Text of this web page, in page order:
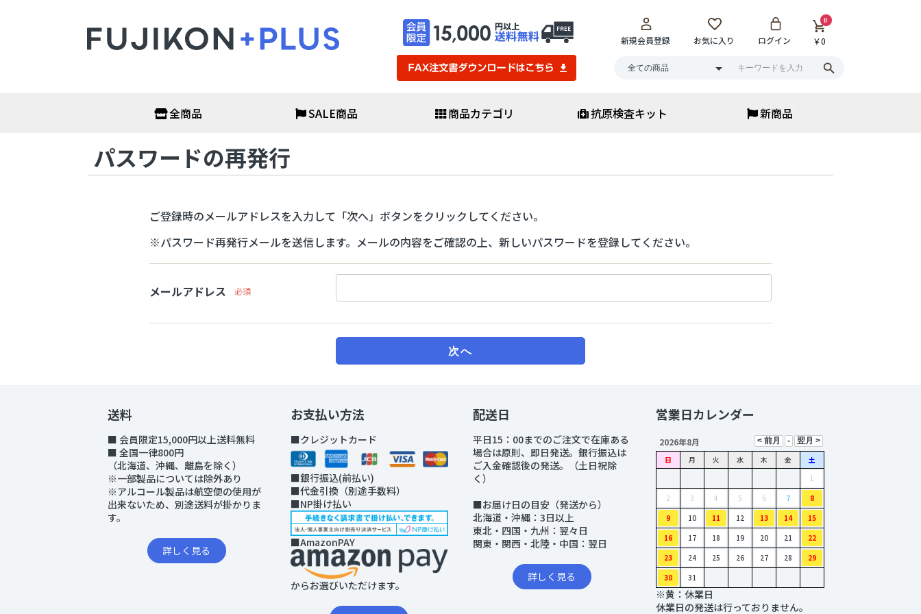
新規会員登録 お気に入り ログイン
0
￥0
全商品 SALE商品 商品カテゴリ
オフィス・店舗
非接触温度計
衛生・医療用品
抗原検査キット
次亜塩素酸水
ディスポ・感染予防用品 ▼
保護メガネ・ゴーグル
ガウン・化学防護服
避難セット
発電機・ライト
避難生活用品
アイウェア
まとめ買い
血中酸素が管理できるウェルネス機器
パルスオキシーメーター
マスク・日用品
マスク ▼
サウナグッズ
寝具・ベッド
マットレス・敷布団
抗原検査キット 新商品
パスワードの再発行
ご登録時のメールアドレスを入力して「次へ」ボタンをクリックしてください。
※パスワード再発行メールを送信します。メールの内容をご確認の上、新しいパスワードを登録してください。
メールアドレス 必須
次へ
送料
■ 会員限定15,000円以上送料無料
■ 全国一律800円
（北海道、沖縄、離島を除く）
※一部製品については除外あり
※アルコール製品は航空便の使用が
出来ないため、別途送料が掛かりま
す。
詳しく見る
お支払い方法
■クレジットカード
■銀行振込(前払い)
■代金引換（別途手数料）
■NP掛け払い
■AmazonPAY
からお選びいただけます。
配送日
平日15：00までのご注文で在庫ある
場合は原則、即日発送。銀行振込は
ご入金確認後の発送。（土日祝除
く）
■お届け日の目安（発送から）
北海道・沖縄：3日以上
東北・四国・九州：翌々日
関東・関西・北陸・中国：翌日
詳しく見る
営業日カレンダー
2026年8月
日 月 火 水 木 金
土
1
2
3 4 5 6 7
8
9
10 11 12 13 14
15
16
17 18 19 20 21
22
23
24 25 26 27 28
29
30
31
※黄：休業日
休業日の発送は行っておりません。